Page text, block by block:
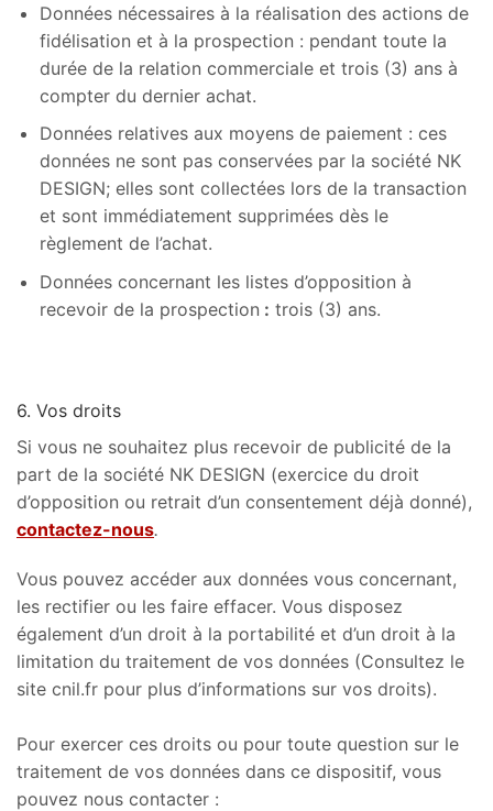
Données nécessaires à la réalisation des actions de
fidélisation et à la prospection : pendant toute la
durée de la relation commerciale et trois (3) ans à
compter du dernier achat.
Données relatives aux moyens de paiement : ces
données ne sont pas conservées par la société NK
DESIGN; elles sont collectées lors de la transaction
et sont immédiatement supprimées dès le
règlement de l’achat.
Données concernant les listes d’opposition à
recevoir de la prospection : trois (3) ans.
6. Vos droits
Si vous ne souhaitez plus recevoir de publicité de la
part de la société NK DESIGN (exercice du droit
d’opposition ou retrait d’un consentement déjà donné),
contactez-nous.
Vous pouvez accéder aux données vous concernant,
les rectifier ou les faire effacer. Vous disposez
également d’un droit à la portabilité et d’un droit à la
limitation du traitement de vos données (Consultez le
site cnil.fr pour plus d’informations sur vos droits).
Pour exercer ces droits ou pour toute question sur le
traitement de vos données dans ce dispositif, vous
pouvez nous contacter :